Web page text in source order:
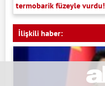
termobarik füzeyle vurdu!
İlişkili haber: